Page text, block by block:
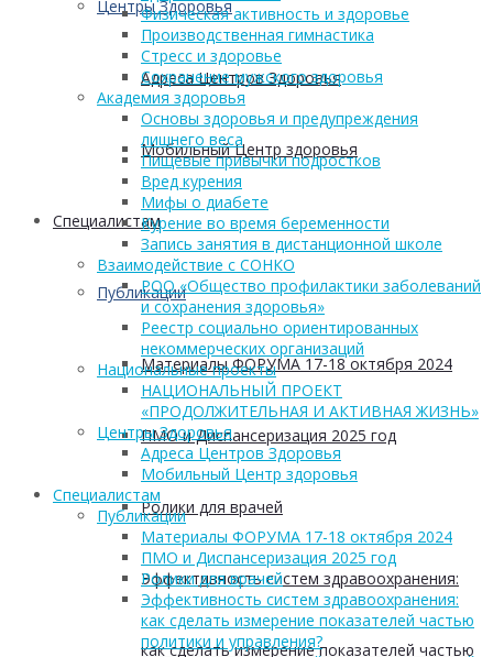
Центры Здоровья
Адреса Центров Здоровья
Мобильный Центр здоровья
Cпециалистам
Публикации
Материалы ФОРУМА 17-18 октября 2024
ПМО и Диспансеризация 2025 год
Ролики для врачей
Эффективность систем здравоохранения:
как сделать измерение показателей частью
Физическая активность и здоровье
Производственная гимнастика
Стресс и здоровье
Сохранение мужского здоровья
Академия здоровья
Основы здоровья и предупреждения
лишнего веса
Пищевые привычки подростков
Вред курения
Мифы о диабете
Курение во время беременности
Запись занятия в дистанционной школе
Взаимодействие с СОНКО
РОО «Общество профилактики заболеваний
и сохранения здоровья»
Реестр социально ориентированных
некоммерческих организаций
Национальные проекты
НАЦИОНАЛЬНЫЙ ПРОЕКТ
«ПРОДОЛЖИТЕЛЬНАЯ И АКТИВНАЯ ЖИЗНЬ»
Центры Здоровья
Адреса Центров Здоровья
Мобильный Центр здоровья
Cпециалистам
Публикации
Материалы ФОРУМА 17-18 октября 2024
ПМО и Диспансеризация 2025 год
Ролики для врачей
Эффективность систем здравоохранения:
как сделать измерение показателей частью
политики и управления?